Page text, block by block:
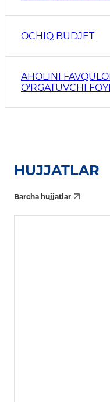
OCHIQ BUDJET
AHOLINI
O'RGATUVCHI
HUJJATLAR
Barcha hujjatlar